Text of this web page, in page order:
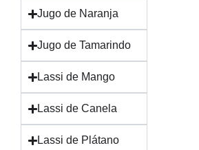
Jugo de Naranja
Jugo de Tamarindo
Lassi de Mango
Lassi de Canela
Lassi de Plátano